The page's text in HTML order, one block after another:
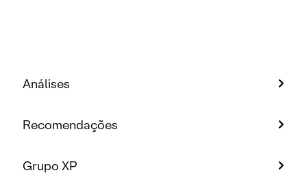
Análises
Recomendações
Grupo XP